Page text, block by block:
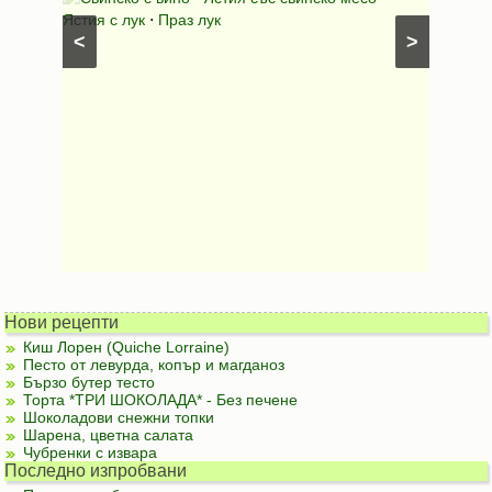
>
<
Ястия с лук ⋅ Праз лук
Нови рецепти
Киш Лорен (Quiche Lorraine)
Песто от левурда, копър и магданоз
Бързо бутер тесто
Торта *ТРИ ШОКОЛАДА* - Без печене
Шоколадови снежни топки
Шарена, цветна салата
Чубренки с извара
Последно изпробвани